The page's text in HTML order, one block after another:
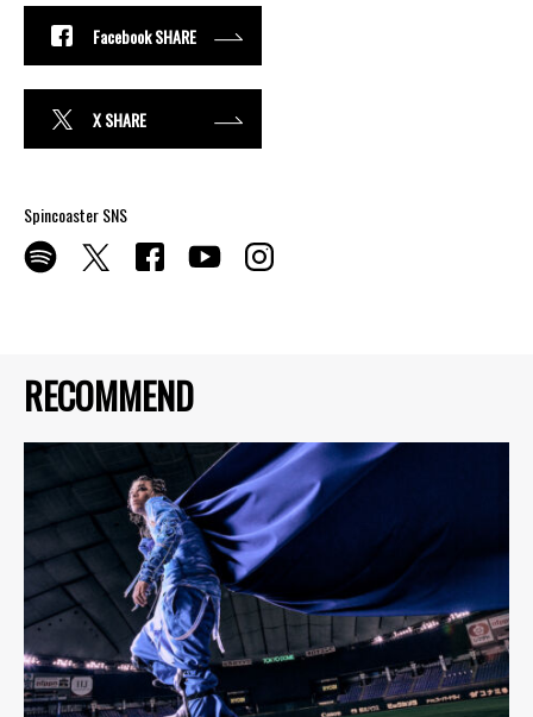
RECOMMEND
Facebook SHARE
X SHARE
Spincoaster SNS